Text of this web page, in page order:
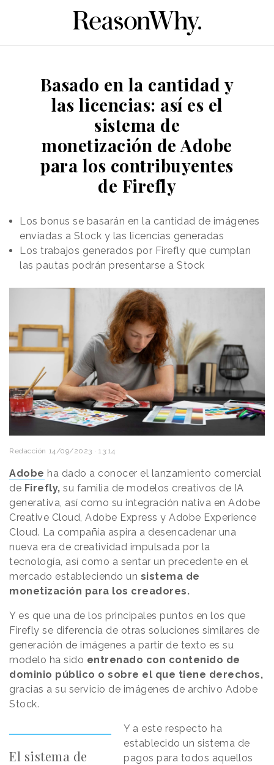
Basado en la cantidad y
las licencias: así es el
sistema de
monetización de Adobe
para los contribuyentes
de Firefly
Los bonus se basarán en la cantidad de imágenes
enviadas a Stock y las licencias generadas
Los trabajos generados por Firefly que cumplan
las pautas podrán presentarse a Stock
Redacción 14/09/2023 · 13:14
Adobe ha dado a conocer el lanzamiento comercial
de Firefly, su familia de modelos creativos de IA
generativa, así como su integración nativa en Adobe
Creative Cloud, Adobe Express y Adobe Experience
Cloud. La compañía aspira a desencadenar una
nueva era de creatividad impulsada por la
tecnología, así como a sentar un precedente en el
mercado estableciendo un sistema de
monetización para los creadores.
Y es que una de los principales puntos en los que
Firefly se diferencia de otras soluciones similares de
generación de imágenes a partir de texto es su
modelo ha sido entrenado con contenido de
dominio público o sobre el que tiene derechos,
gracias a su servicio de imágenes de archivo Adobe
Stock.
El sistema de
Y a este respecto ha
establecido un sistema de
pagos para todos aquellos